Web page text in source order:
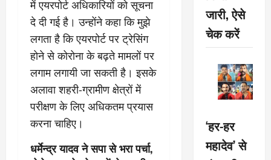
में एयरपोर्ट अधिकारियों को सूचना
दे दी गई है। उन्होंने कहा कि मुझे
लगता है कि एयरपोर्ट पर ट्रेसिंग
होने से कोरोना के बढ़ते मामलों पर
लगाम लगायी जा सकती है। इसके
अलावा शहरी-ग्रामीण क्षेत्रों में
परीक्षण के लिए अधिकतम प्रयास
करना चाहिए।
धर्मेन्द्र यादव ने सपा से भरा पर्चा,
जारी, ऐसे
चेक करें
‘हर-हर
महादेव’ से